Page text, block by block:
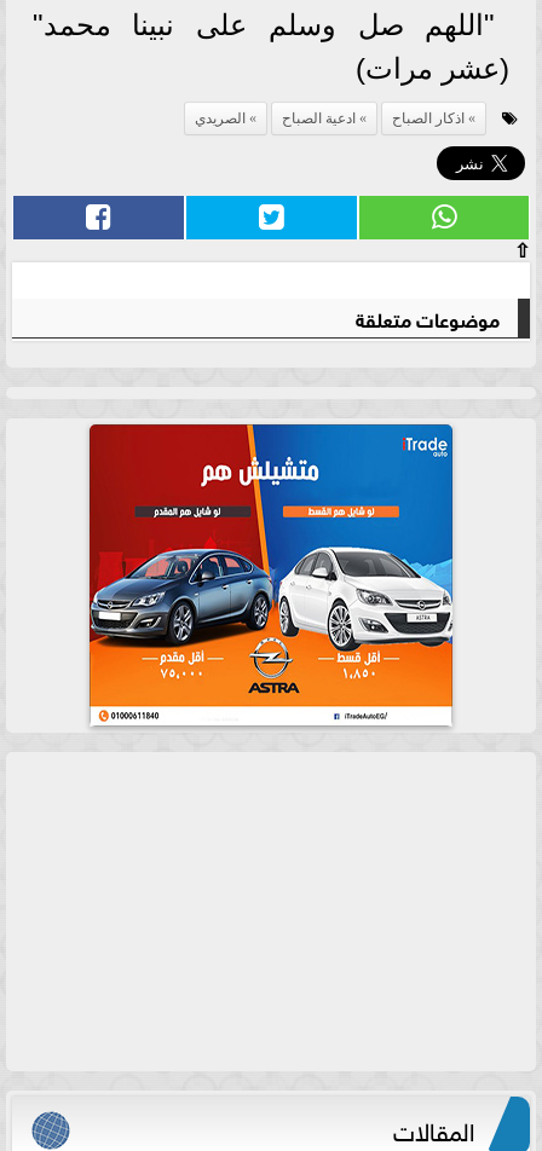
"اللهم صل وسلم على نبينا محمد"
(عشر مرات)
اذكار الصباح ادعية الصباح الصريدي
⇧
موضوعات متعلقة
المقالات